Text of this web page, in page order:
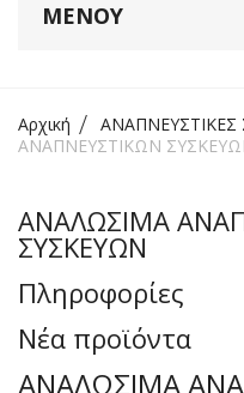
ΜΕΝΟΎ
Αρχική ΑΝΑΠΝΕΥΣΤΙΚΕΣ
ΑΝΑΠΝΕΥΣΤΙΚΩΝ
ΑΝΑΛΩΣΙΜΑ
ΣΥΣΚΕΥΩΝ
Πληροφορίες
Νέα προϊόντα
ΑΝΑΛΩΣΙΜΑ